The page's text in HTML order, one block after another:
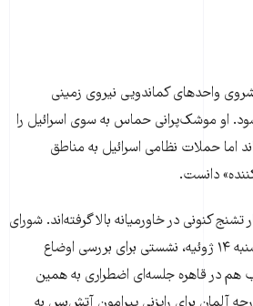
واحدهای کماندویی نیروی زمینی
او موشک‌پرانی حماس به سوی اسرائیل را
اما حملات نظامی اسرائیل به مناطق
دانست.
کنونی در خاورمیانه بالا گرفته‌اند. شورای
امنیت سازمان ملل، روز دوشنبه ۱۴ ژوئیه، نشستی برای بررسی اوضاع
در قاهره جلسه‌ای اضطراری به همین